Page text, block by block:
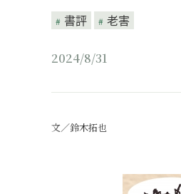
書評
老害
2024/8/31
文／鈴木拓也